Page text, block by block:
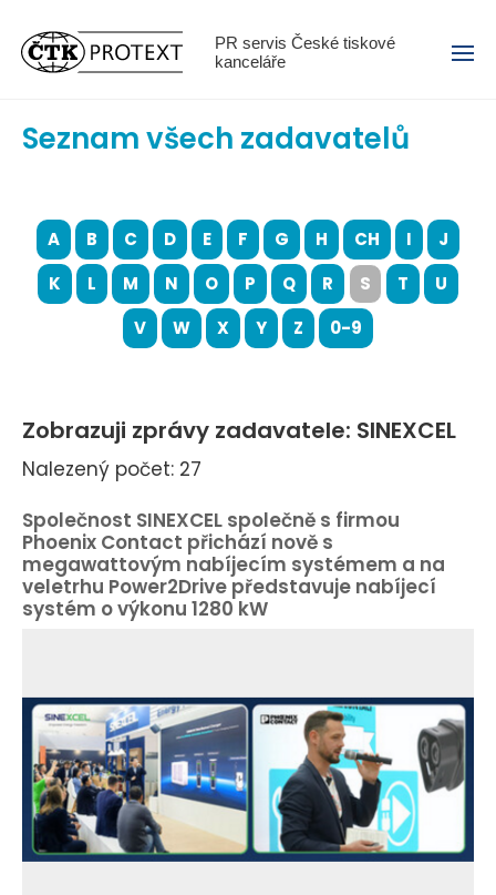
PR servis České tiskové
kanceláře
Menu
Seznam všech zadavatelů
A B C D E F G H CH I
J
K
L M N O P Q R S T
U
V
W X Y Z 0-9
Zobrazuji zprávy zadavatele: SINEXCEL
Nalezený počet: 27
Společnost SINEXCEL společně s firmou
Phoenix Contact přichází nově s
megawattovým nabíjecím systémem a na
veletrhu Power2Drive představuje nabíjecí
systém o výkonu 1280 kW